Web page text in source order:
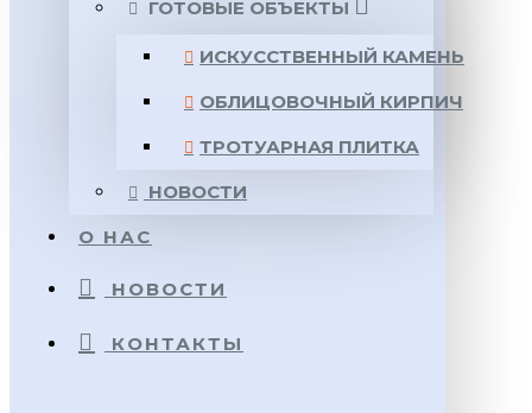
ГОТОВЫЕ ОБЪЕКТЫ
ИСКУССТВЕННЫЙ КАМЕНЬ
ОБЛИЦОВОЧНЫЙ КИРПИЧ
ТРОТУАРНАЯ ПЛИТКА
НОВОСТИ
О НАС
НОВОСТИ
КОНТАКТЫ